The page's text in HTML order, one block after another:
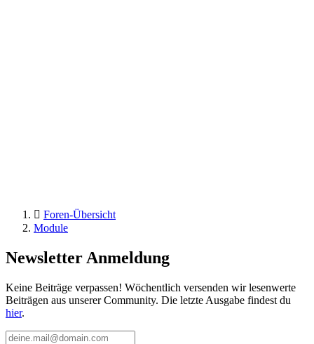
Foren-Übersicht
Module
Newsletter Anmeldung
Keine Beiträge verpassen! Wöchentlich versenden wir lesenwerte
Beiträgen aus unserer Community. Die letzte Ausgabe findest du
hier.